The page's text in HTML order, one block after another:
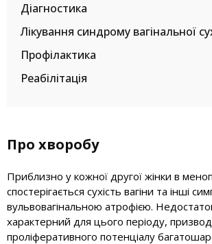
Діагностика
Лікування синдрому вагінальної
Профілактика
Реабілітація
Про хворобу
Приблизно у кожної другої жінки в
спостерігається сухість вагіни та інші
вульвовагінальною атрофією.
характерний для цього періоду,
проліферативного потенціалу